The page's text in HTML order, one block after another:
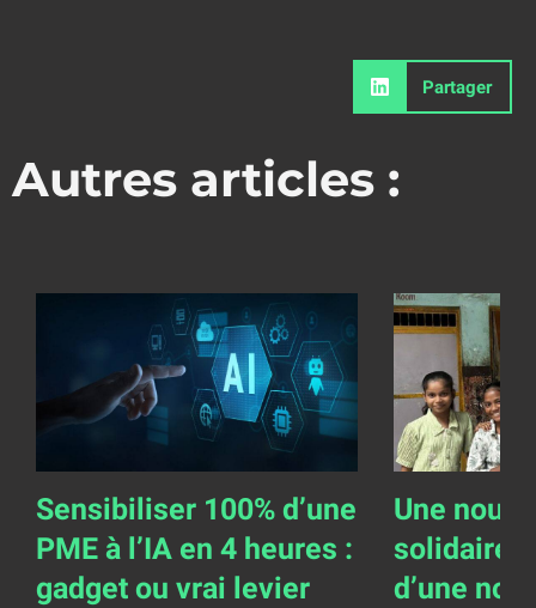
Partager
Autres articles :
Sensibiliser 100% d’une
PME à l’IA en 4 heures :
gadget ou vrai levier
Une
solidaire
d’une